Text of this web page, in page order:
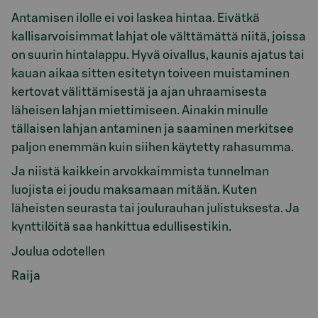
Antamisen ilolle ei voi laskea hintaa. Eivätkä
kallisarvoisimmat lahjat ole välttämättä niitä, joissa
on suurin hintalappu. Hyvä oivallus, kaunis ajatus tai
kauan aikaa sitten esitetyn toiveen muistaminen
kertovat välittämisestä ja ajan uhraamisesta
läheisen lahjan miettimiseen. Ainakin minulle
tällaisen lahjan antaminen ja saaminen merkitsee
paljon enemmän kuin siihen käytetty rahasumma.
Ja niistä kaikkein arvokkaimmista tunnelman
luojista ei joudu maksamaan mitään. Kuten
läheisten seurasta tai joulurauhan julistuksesta. Ja
kynttilöitä saa hankittua edullisestikin.
Joulua odotellen
Raija